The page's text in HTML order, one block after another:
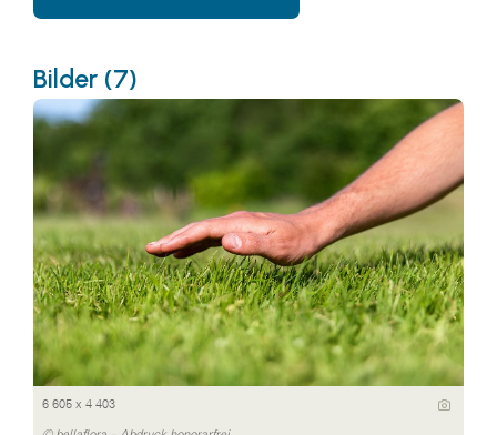
Bilder (7)
6 605 x 4 403